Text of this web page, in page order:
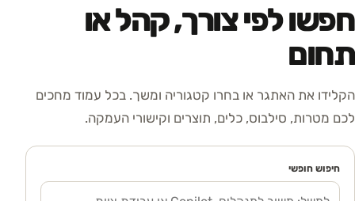
חפשו לפי צורך, קהל או
תחום
הקלידו את האתגר או בחרו קטגוריה ומשך. בכל עמוד מחכים
לכם מטרות, סילבוס, כלים, תוצרים וקישורי העמקה.
חיפוש חופשי